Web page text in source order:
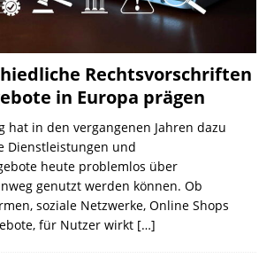
Rechtsvorschriften
in Europa prägen
hat in den vergangenen Jahren dazu
Dienstleistungen und
heute problemlos über
genutzt werden können. Ob
soziale Netzwerke, Online Shops
für Nutzer wirkt […]